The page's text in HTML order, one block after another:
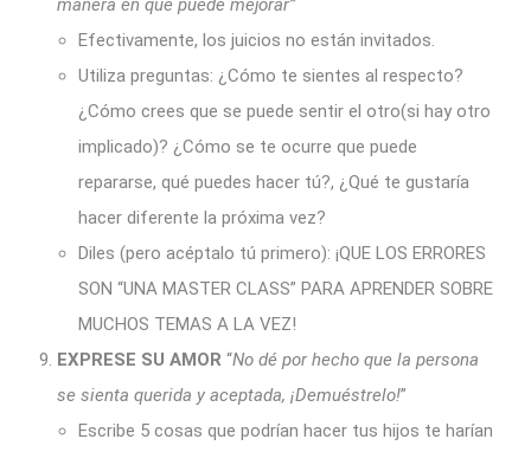
manera en que puede mejorar”
Efectivamente, los juicios no están invitados.
Utiliza preguntas: ¿Cómo te sientes al respecto?
¿Cómo crees que se puede sentir el otro(si hay otro
implicado)? ¿Cómo se te ocurre que puede
repararse, qué puedes hacer tú?, ¿Qué te gustaría
hacer diferente la próxima vez?
Diles (pero acéptalo tú primero): ¡QUE LOS ERRORES
SON “UNA MASTER CLASS” PARA APRENDER SOBRE
MUCHOS TEMAS A LA VEZ!
EXPRESE SU AMOR “No dé por hecho que la persona
se sienta querida y aceptada, ¡Demuéstrelo!”
Escribe 5 cosas que podrían hacer tus hijos te harían